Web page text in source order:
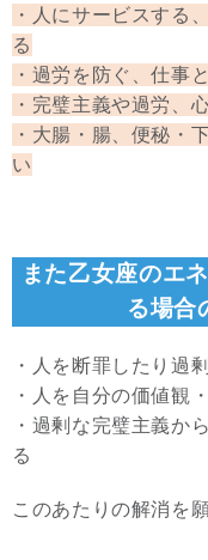
・人にサービスする
る
・過労を防ぐ、仕事
・完璧主義や過労、
・大腸・腸、便秘・
い
また乙女座のエ
る場合
・人を断罪したり過
・人を自分の価値観
・過剰な完璧主義か
る
このあたりの解消を